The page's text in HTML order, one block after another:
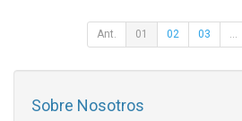
Ant. 01 02 03
Sobre Nosotros